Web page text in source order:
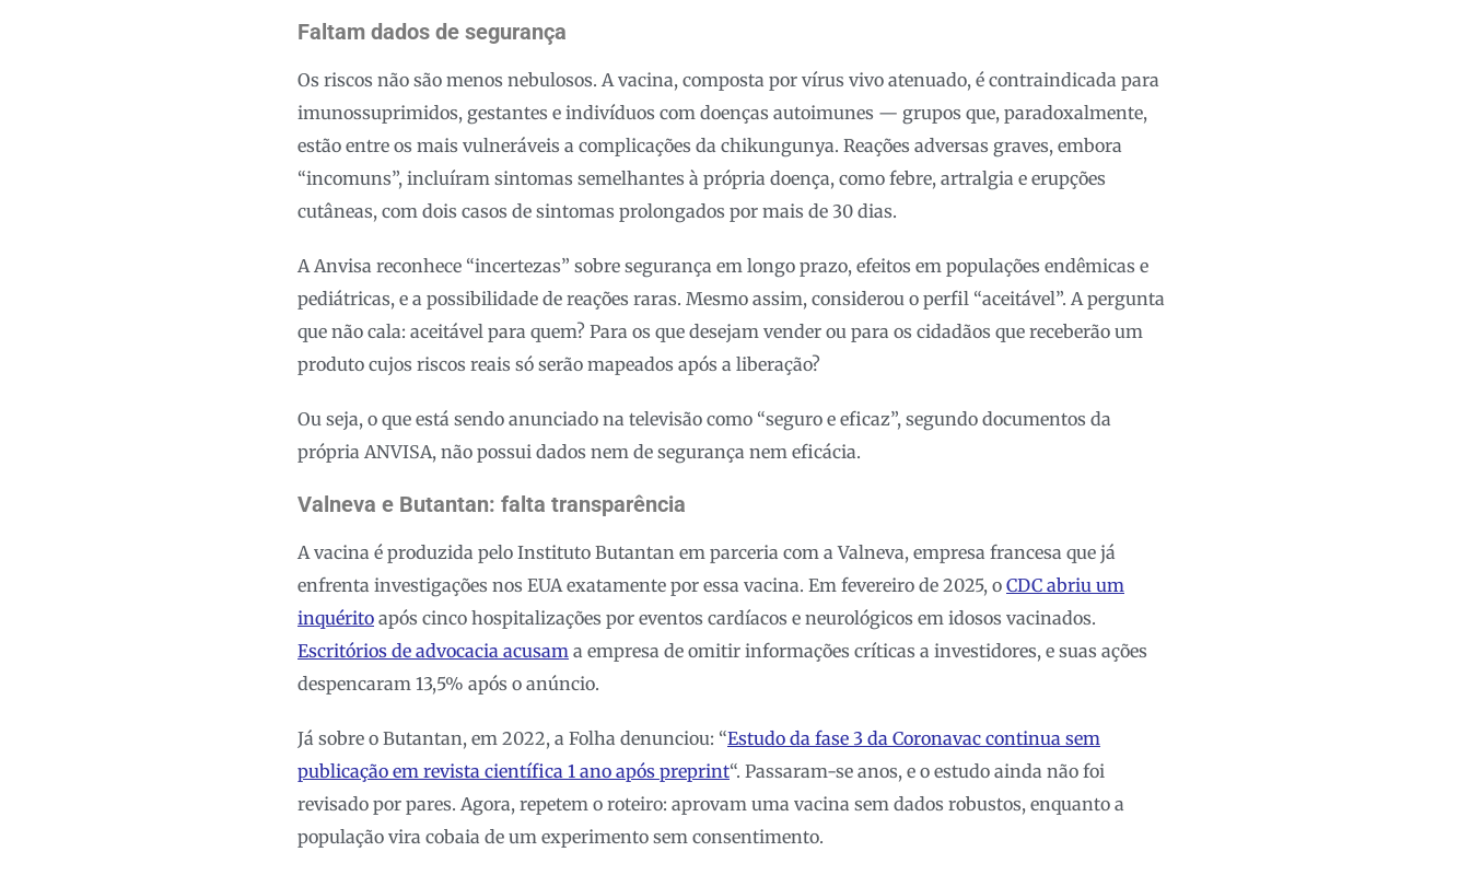
Faltam dados de segurança
Os riscos não são menos nebulosos. A vacina, composta por vírus vivo atenuado, é contraindicada para
imunossuprimidos, gestantes e indivíduos com doenças autoimunes — grupos que, paradoxalmente,
estão entre os mais vulneráveis a complicações da chikungunya. Reações adversas graves, embora
“incomuns”, incluíram sintomas semelhantes à própria doença, como febre, artralgia e erupções
cutâneas, com dois casos de sintomas prolongados por mais de 30 dias.
A Anvisa reconhece “incertezas” sobre segurança em longo prazo, efeitos em populações endêmicas e
pediátricas, e a possibilidade de reações raras. Mesmo assim, considerou o perfil “aceitável”. A pergunta
que não cala: aceitável para quem? Para os que desejam vender ou para os cidadãos que receberão um
produto cujos riscos reais só serão mapeados após a liberação?
Ou seja, o que está sendo anunciado na televisão como “seguro e eficaz”, segundo documentos da
própria ANVISA, não possui dados nem de segurança nem eficácia.
Valneva e Butantan: falta transparência
A vacina é produzida pelo Instituto Butantan em parceria com a Valneva, empresa francesa que já
enfrenta investigações nos EUA exatamente por essa vacina. Em fevereiro de 2025, o CDC abriu um
inquérito após cinco hospitalizações por eventos cardíacos e neurológicos em idosos vacinados.
Escritórios de advocacia acusam a empresa de omitir informações críticas a investidores, e suas ações
despencaram 13,5% após o anúncio.
Já sobre o Butantan, em 2022, a Folha denunciou: “Estudo da fase 3 da Coronavac continua sem
publicação em revista científica 1 ano após preprint“. Passaram-se anos, e o estudo ainda não foi
revisado por pares. Agora, repetem o roteiro: aprovam uma vacina sem dados robustos, enquanto a
população vira cobaia de um experimento sem consentimento.